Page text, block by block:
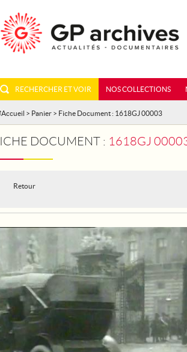
RECHERCHER ET VOIR NOS COLLECTIONS
Accueil > Panier > Fiche Document : 1618GJ 00003
DOCUMENT : 1618GJ 00003 -
Retour